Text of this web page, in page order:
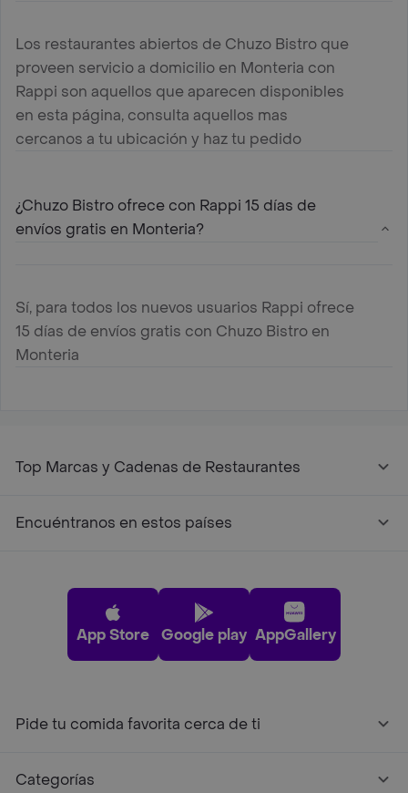
Los restaurantes abiertos de Chuzo Bistro que
proveen servicio a domicilio en Monteria con
Rappi son aquellos que aparecen disponibles
en esta página, consulta aquellos mas
cercanos a tu ubicación y haz tu pedido
¿Chuzo Bistro ofrece con Rappi 15 días de
envíos gratis en Monteria?
Sí, para todos los nuevos usuarios Rappi ofrece
15 días de envíos gratis con Chuzo Bistro en
Monteria
Top Marcas y Cadenas de Restaurantes
Encuéntranos en estos países
App Store Google play AppGallery
Pide tu comida favorita cerca de ti
Categorías